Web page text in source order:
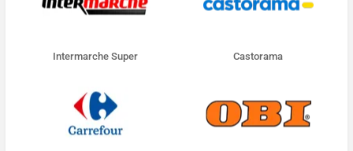
Intermarche Super Castorama